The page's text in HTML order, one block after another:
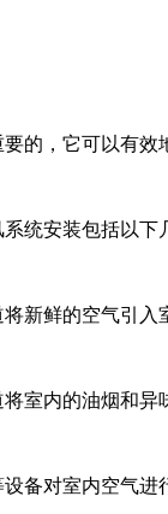
的，它可以有
统安装包括以下
新鲜的空气引
室内的油烟和
备对室内空气